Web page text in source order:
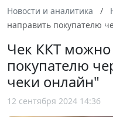
Новости и аналитика
направить покупателю
Чек ККТ можно
покупателю
чеки онлайн"
12 сентября 2024 14:36